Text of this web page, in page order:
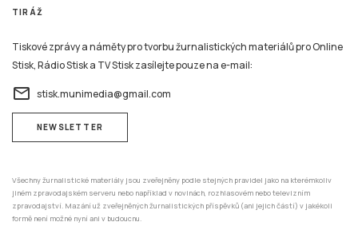
Tiskové zprávy a náměty pro tvorbu žurnalistických materiálů pro Online
email stisk.munimedia@gmail.com
NEWSLETTER
Všechny žurnalistické materiály jsou zveřejněny podle stejných pravidel jako na kterémkoliv
formě není možné nyní ani v budoucnu.
ADRESA